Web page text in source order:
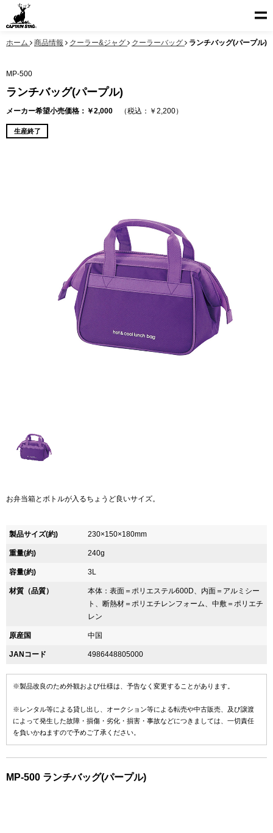
ホーム 商品情報 クーラー&ジャグ クーラーバッグ ランチバッグ(パープル)
MP-500
ランチバッグ(パープル)
メーカー希望小売価格：￥2,000 （税込：￥2,200）
生産終了
お弁当箱とボトルが入るちょうど良いサイズ。
製品サイズ(約) 230×150×180mm
重量(約) 240g
容量(約) 3L
材質（品質）
本体：表面＝ポリエステル600D、内面＝アルミシー
ト、断熱材＝ポリエチレンフォーム、中敷＝ポリエチ
レン
原産国 中国
JANコード 4986448805000
※製品改良のため外観および仕様は、予告なく変更することがあります。
※レンタル等による貸し出し、オークション等による転売や中古販売、及び譲渡
によって発生した故障・損傷・劣化・損害・事故などにつきましては、一切責任
を負いかねますので予めご了承ください。
MP-500 ランチバッグ(パープル)